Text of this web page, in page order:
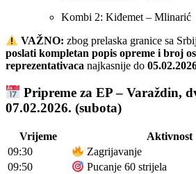
Kombi 2: Kiđemet – Mlinarić
VAŽNO: zbog prelaska granice sa
poslati kompletan popis opreme i broj
reprezentativaca najkasnije do
Pripreme za EP – Varaždin,
07.02.2026. (subota)
Vrijeme
Aktivnost
09:30
Zagrijavanje
09:50
Pucanje 60 strijela